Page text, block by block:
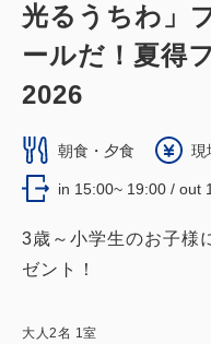
光るうちわ」
ールだ！夏得
2026
朝食・夕食 現
in 15:00~ 19:00 / out
3歳～小学生のお子様
ゼント！
大人2名 1室